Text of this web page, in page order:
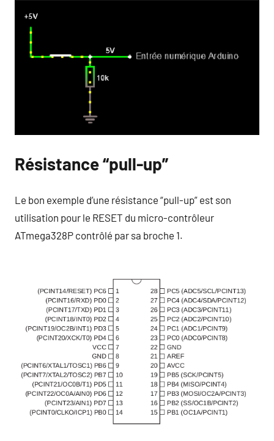
Résistance “pull-up”
Le bon exemple d’une résistance “pull-up” est son
utilisation pour le RESET du micro-contrôleur
ATmega328P contrôlé par sa broche 1.